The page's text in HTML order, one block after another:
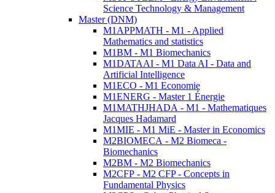
Science Technology & Management
Master (DNM)
M1APPMATH - M1 - Applied
Mathematics and statistics
M1BM - M1 Biomechanics
M1DATAAI - M1 Data AI - Data and
Artificial Intelligence
M1ECO - M1 Economie
M1ENERG - Master 1 Énergie
M1MATHJHADA - M1 - Mathematiques
Jacques Hadamard
M1MIE - M1 MiE - Master in Economics
M2BIOMECA - M2 Biomeca -
Biomechanics
M2BM - M2 Biomechanics
M2CFP - M2 CFP - Concepts in
Fundamental Physics